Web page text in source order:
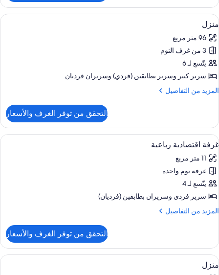
منظر
للبحيرة
إستديو
بحوض
استحمام
بنظام
دفع
المياه
-
منظر
استعراض
جميع
صور
منزل
11
منزل
96 متر مربع
3 من غرف النوم
يتّسع لـ 6
سرير كبير‫‬ وسرير بطابقين (فردي)‫‬ وسريران فرديان
المزيد من التفاصيل
المزيد
منزل
التحقق من توفر الغرف والأسعار
استعراض
جميع
صور
غرفة
اقتصادية
رباعية
9
غرفة اقتصادية رباعية
11 متر مربع
غرفة نوم واحدة
يتّسع لـ 4
سرير فردي‫‬ وسريران بطابقين (فرديان)
المزيد من التفاصيل
المزيد
غرفة
اقتصادية
رباعية
التحقق من توفر الغرف والأسعار
استعراض
جميع
2
منزل